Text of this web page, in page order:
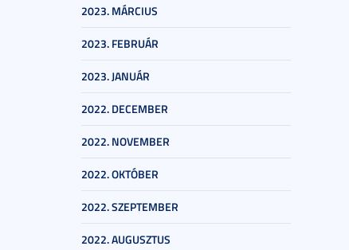
2023. MÁRCIUS
2023. FEBRUÁR
2023. JANUÁR
2022. DECEMBER
2022. NOVEMBER
2022. OKTÓBER
2022. SZEPTEMBER
2022. AUGUSZTUS